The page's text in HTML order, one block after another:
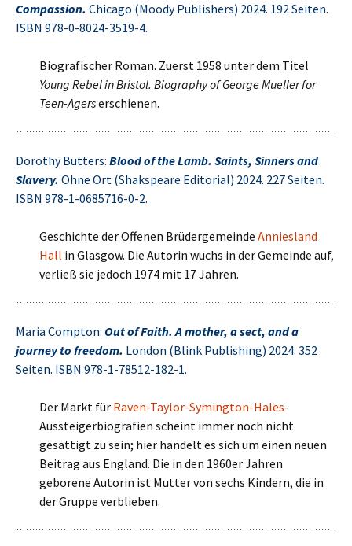
Compassion. Chicago (Moody Publishers) 2024. 192 Seiten.
ISBN 978-0-8024-3519-4.
Biografischer Roman. Zuerst 1958 unter dem Titel
Young Rebel in Bristol. Biography of George Mueller for
Teen-Agerserschienen.
Dorothy Butters: Blood of the Lamb. Saints, Sinners and
Slavery. Ohne Ort (Shakspeare Editorial) 2024. 227 Seiten.
ISBN 978-1-0685716-0-2.
Geschichte der Offenen Brüdergemeinde Anniesland
Hall in Glasgow. Die Autorin wuchs in der Gemeinde auf,
verließ sie jedoch 1974 mit 17 Jahren.
Maria Compton: Out of Faith. A mother, a sect, and a
journey to freedom. London (Blink Publishing) 2024. 352
Seiten. ISBN 978-1-78512-182-1.
Der Markt für Raven-Taylor-Symington-Hales-
Aussteigerbiografien scheint immer noch nicht
gesättigt zu sein; hier handelt es sich um einen neuen
Beitrag aus England. Die in den 1960er Jahren
geborene Autorin ist Mutter von sechs Kindern, die in
der Gruppe verblieben.